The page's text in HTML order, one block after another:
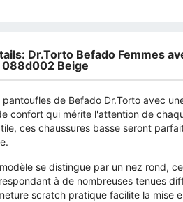
Dr.Torto Befado Femmes
088d002 Beige
pantoufles de Befado Dr.Torto avec
confort qui mérite l'attention de
ces chaussures basse seront
se distingue par un nez rond,
à de nombreuses tenues
scratch pratique facilite la mise